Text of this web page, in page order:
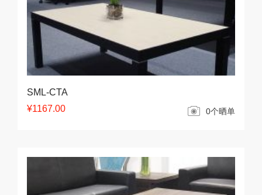
SML-CTA
¥1167.00
0个晒单